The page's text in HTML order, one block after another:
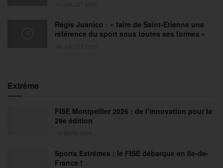
Régis Juanico : « faire de Saint-Etienne une
référence du sport sous toutes ses formes »
Extrême
FISE Montpellier 2026 : de l’innovation pour la
29e édition
Sports Extrêmes : le FISE débarque en Ile-de-
France !